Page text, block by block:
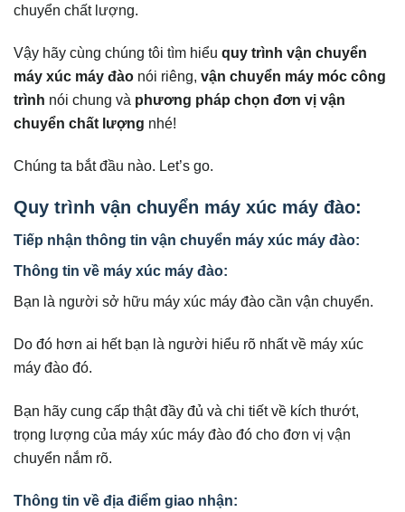
chuyển chất lượng.
Vậy hãy cùng chúng tôi tìm hiểu quy trình vận chuyển
máy xúc máy đào nói riêng, vận chuyển máy móc công
trình nói chung và phương pháp chọn đơn vị vận
chuyển chất lượng nhé!
Chúng ta bắt đầu nào. Let’s go.
Quy trình vận chuyển máy xúc máy đào:
Tiếp nhận thông tin vận chuyển máy xúc máy đào:
Thông tin về máy xúc máy đào:
Bạn là người sở hữu máy xúc máy đào cần vận chuyển.
Do đó hơn ai hết bạn là người hiểu rõ nhất về máy xúc
máy đào đó.
Bạn hãy cung cấp thật đầy đủ và chi tiết về kích thướt,
trọng lượng của máy xúc máy đào đó cho đơn vị vận
chuyển nắm rõ.
Thông tin về địa điểm giao nhận: